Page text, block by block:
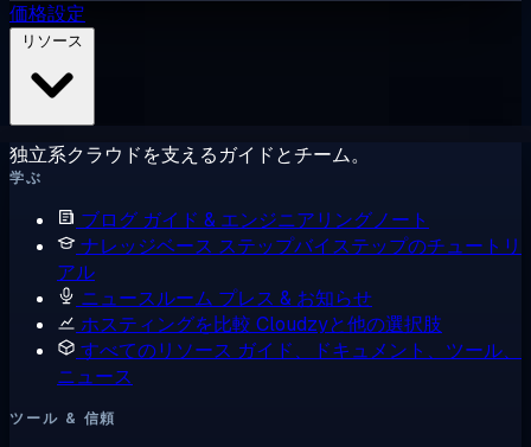
価格設定
独立系クラウドを支えるガイドとチーム。
学ぶ
ブログ ガイド & エンジニアリングノート
ナレッジベース ステップバイステップのチュートリ
アル
ニュースルーム プレス & お知らせ
ホスティングを比較 Cloudzyと他の選択肢
すべてのリソース ガイド、ドキュメント、ツール、
ニュース
ツール & 信頼